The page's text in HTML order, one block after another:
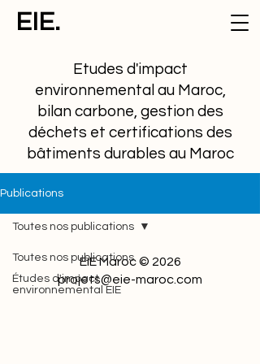
EIE.
Etudes d'impact
environnemental au Maroc,
bilan carbone, gestion des
déchets et certifications des
bâtiments durables au Maroc
Publications
Toutes nos publications
Études d'impact
environnemental EIE
Toutes nos publications
EIE Maroc © 2026
projets@eie-maroc.com